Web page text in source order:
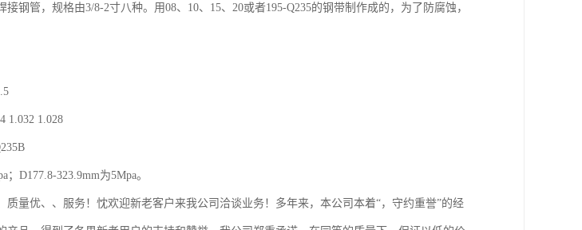
钢管，规格由3/8-2寸八种。用08、10、15、20或者195-Q235的钢带制作成的，为了防腐蚀，
1.032 1.028
D177.8-323.9mm为5Mpa。
量优、、服务！忱欢迎新老客户来我公司洽谈业务！多年来，本公司本着“，守约重誉”的经